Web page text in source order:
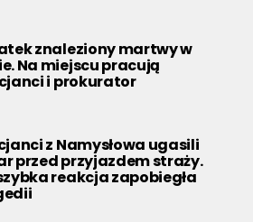
znaleziony martwy w
Na miejscu pracują
i prokurator
z Namysłowa ugasili
przed przyjazdem straży.
reakcja zapobiegła